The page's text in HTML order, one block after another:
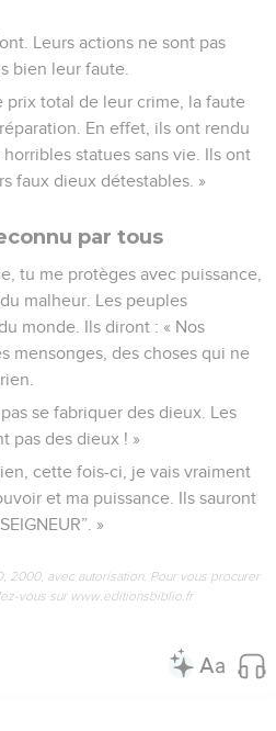
Leurs actions ne sont pas
bien leur faute.
prix total de leur crime, la faute
En effet, ils ont rendu
statues sans vie. Ils ont
faux dieux détestables. »
par tous
tu me protèges avec puissance,
malheur. Les peuples
monde. Ils diront : « Nos
mensonges, des choses qui ne
se fabriquer des dieux. Les
pas des dieux ! »
cette fois-ci, je vais vraiment
et ma puissance. Ils sauront
»
2000, avec autorisation. Pour vous procurer
vous sur www.editionsbiblio.fr